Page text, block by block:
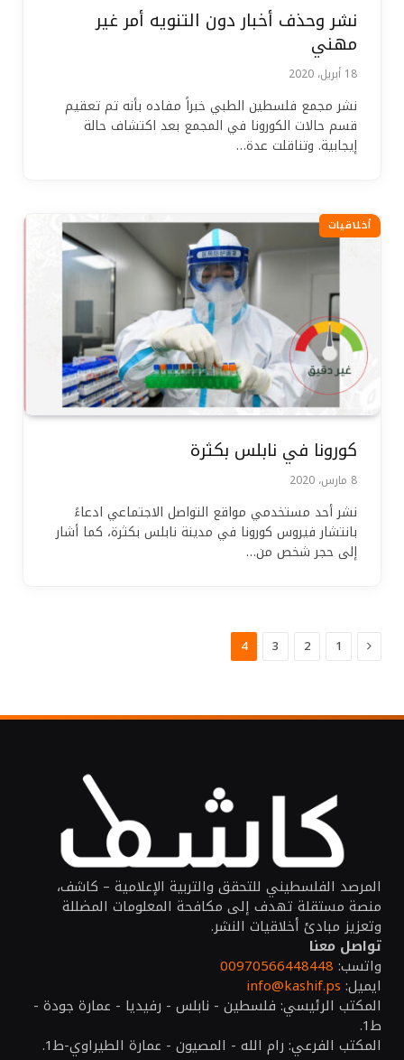
نشر وحذف أخبار دون التنويه أمر غير
مهني
18 أبريل، 2020
نشر مجمع فلسطين الطبي خبراً مفاده بأنه تم تعقيم
قسم حالات الكورونا في المجمع بعد اكتشاف حالة
إيجابية. وتناقلت عدة…
أخلاقيات
كورونا في نابلس بكثرة
8 مارس، 2020
نشر أحد مستخدمي مواقع التواصل الاجتماعي ادعاءً
بانتشار فيروس كورونا في مدينة نابلس بكثرة، كما أشار
إلى حجر شخص من…
السابق
1
2
3
4
المرصد الفلسطيني للتحقق والتربية الإعلامية – كاشف،
منصة مستقلة تهدف إلى مكافحة المعلومات المضللة
وتعزيز مبادئ أخلاقيات النشر.
تواصل معنا
واتسب: 00970566448448
ايميل: info@kashif.ps
المكتب الرئيسي: فلسطين - نابلس - رفيديا - عمارة جودة -
ط1.
المكتب الفرعي: رام الله - المصيون - عمارة الطيراوي-ط1.